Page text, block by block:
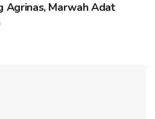
Agrinas, Marwah Adat